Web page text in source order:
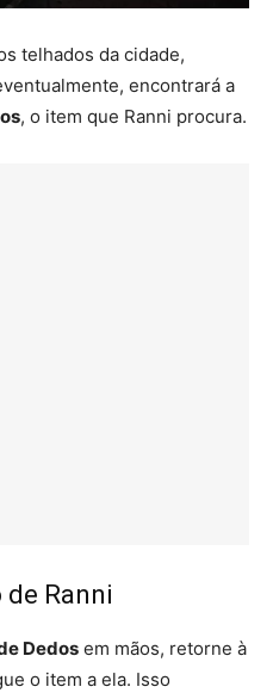
telhados da cidade,
encontrará a
, o item que Ranni procura.
Ranni
Dedos em mãos, retorne à
o item a ela. Isso